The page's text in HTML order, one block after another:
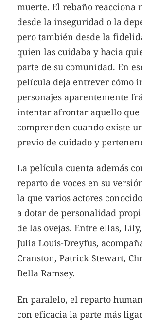
muerte. El rebaño reacciona
desde la inseguridad o la
pero también desde la
quien las cuidaba y hacia
parte de su comunidad. En
película deja entrever cómo
personajes aparentemente
intentar afrontar aquello que
comprenden cuando existe
previo de cuidado y
La película cuenta además
reparto de voces en su
la que varios actores
a dotar de personalidad
de las ovejas. Entre ellas,
Julia Louis-Dreyfus,
Cranston, Patrick Stewart,
Bella Ramsey.
En paralelo, el reparto
con eficacia la parte más